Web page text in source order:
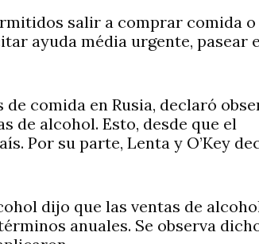
salir a comprar comida o
ayuda média urgente, pasear
comida en Rusia, declaró
de alcohol. Esto, desde que el
Por su parte, Lenta y O’Key
dijo que las ventas de
anuales. Se observa